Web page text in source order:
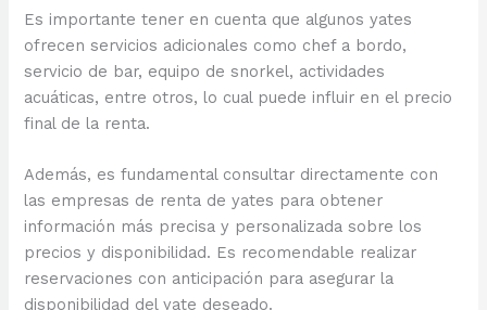
Es importante tener en cuenta que algunos yates
ofrecen servicios adicionales como chef a bordo,
servicio de bar, equipo de snorkel, actividades
acuáticas, entre otros, lo cual puede influir en el precio
final de la renta.
Además, es fundamental consultar directamente con
las empresas de renta de yates para obtener
información más precisa y personalizada sobre los
precios y disponibilidad. Es recomendable realizar
reservaciones con anticipación para asegurar la
disponibilidad del yate deseado.